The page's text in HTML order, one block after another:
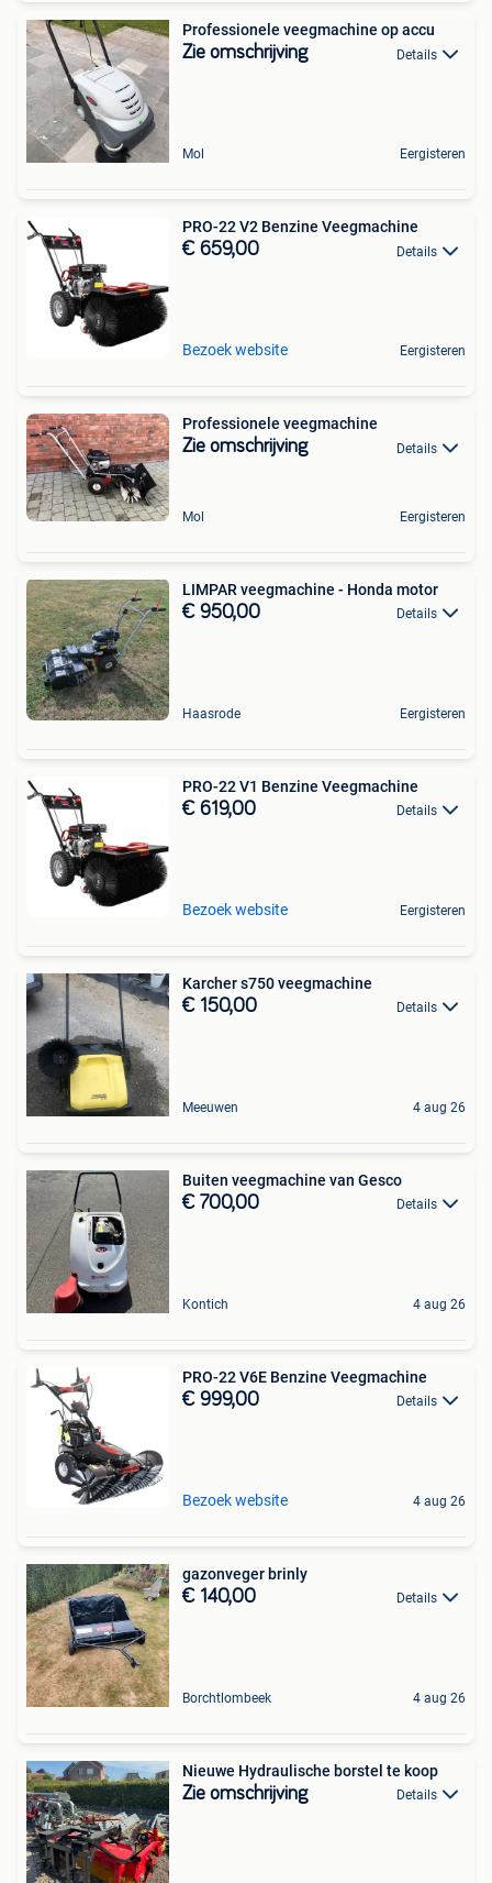
Professionele veegmachine op accu
Zie omschrijving Details
Mol Eergisteren
PRO-22 V2 Benzine Veegmachine
€ 659,00 Details
Bezoek website Eergisteren
Professionele veegmachine
Zie omschrijving Details
Mol Eergisteren
LIMPAR veegmachine - Honda motor
€ 950,00 Details
Haasrode Eergisteren
PRO-22 V1 Benzine Veegmachine
€ 619,00 Details
Bezoek website Eergisteren
Karcher s750 veegmachine
€ 150,00 Details
Meeuwen 4 aug 26
Buiten veegmachine van Gesco
€ 700,00 Details
Kontich 4 aug 26
PRO-22 V6E Benzine Veegmachine
€ 999,00 Details
Bezoek website 4 aug 26
gazonveger brinly
€ 140,00 Details
Borchtlombeek 4 aug 26
Nieuwe Hydraulische borstel te koop
Zie omschrijving Details